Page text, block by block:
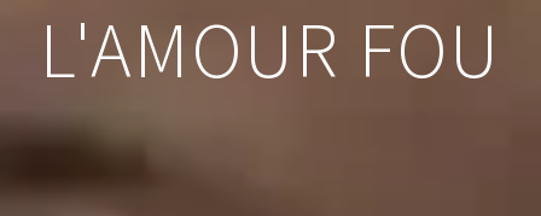
L'AMOUR FOU